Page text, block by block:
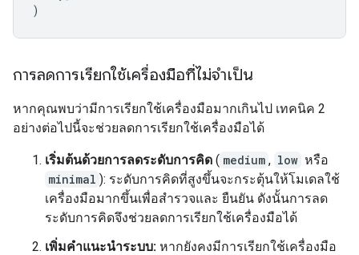
)
การลดการเรียกใช้เครื่องมือที่ไม่จำเป็น
หากคุณพบว่ามีการเรียกใช้เครื่องมือมากเกินไป เทคนิค 2
อย่างต่อไปนี้จะช่วยลดการเรียกใช้เครื่องมือได้
เริ่มต้นด้วยการลดระดับการคิด ( medium , low หรือ
minimal ): ระดับการคิดที่สูงขึ้นจะกระตุ้นให้โมเดลใช้
เครื่องมือมากขึ้นเพื่อสำรวจและ ยืนยัน ดังนั้นการลด
ระดับการคิดจึงช่วยลดการเรียกใช้เครื่องมือได้
เพิ่มคำแนะนำระบบ: หากยังคงมีการเรียกใช้เครื่องมือ